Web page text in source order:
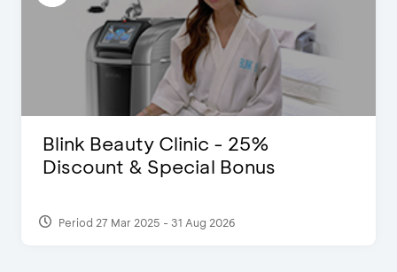
Blink Beauty Clinic - 25%
Discount & Special Bonus
Period 27 Mar 2025 - 31 Aug 2026